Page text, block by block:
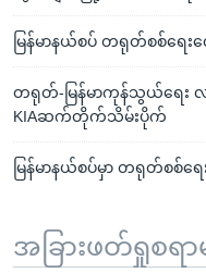
မြန်မာနယ်စပ် တရုတ်စစ်ရေ
တရုတ်-မြန်မာကုန်သွယ်ရေး လ
KIAဆက်တိုက်သိမ်းပိုက်
မြန်မာနယ်စပ်မှာ တရုတ်စစ်ရ
အခြားဖတ်ရှုစရာမ